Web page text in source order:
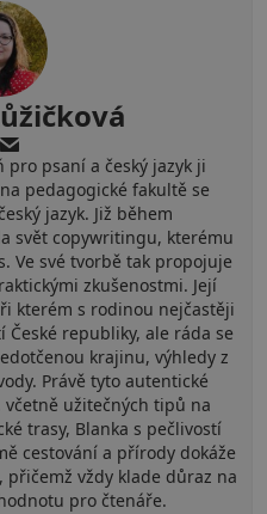
pro psaní a český jazyk ji
pedagogické fakultě se
jazyk. Již během
svět copywritingu, kterému
Ve své tvorbě tak propojuje
zkušenostmi. Její
kterém s rodinou nejčastěji
republiky, ale ráda se
krajinu, výhledy z
Právě tyto autentické
užitečných tipů na
trasy, Blanka s pečlivostí
cestování a přírody dokáže
vždy klade důraz na
pro čtenáře.